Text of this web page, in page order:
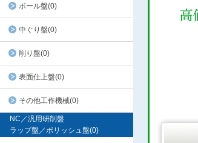
ボール盤(0)
中ぐり盤(0)
削り盤(0)
表面仕上盤(0)
その他工作機械(0)
NC／汎用研削盤
ラップ盤／ポリッシュ盤(0)